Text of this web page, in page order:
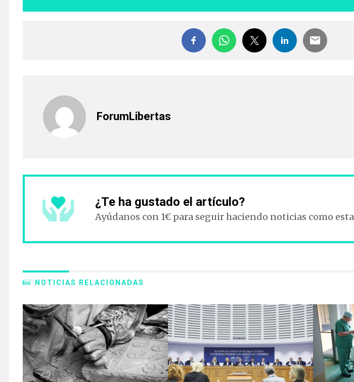
ForumLibertas
¿Te ha gustado el artículo?
Ayúdanos con 1€ para seguir haciendo noticias como esta
NOTICIAS RELACIONADAS